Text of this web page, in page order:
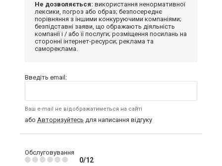
Не дозволяється: використання ненормативної
лексики, погроз або образ; безпосереднє
порівняння з іншими конкуруючими компаніями;
безпідставні заяви, що ображають діяльність
компанії і / або її послуги; розміщення посилань на
сторонні інтернет-ресурси; реклама та
самореклама.
Введіть email:
Ваш e-mail не відображатиметься на сайті
або Авторизуйтесь для написання відгуку
Обслуговування
0/12